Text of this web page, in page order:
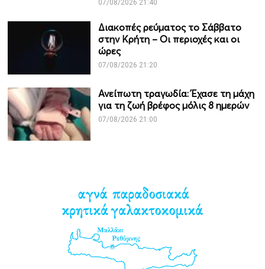
07/08/2026 21:40
Διακοπές ρεύματος το Σάββατο
στην Κρήτη – Οι περιοχές και οι
ώρες
07/08/2026 21:20
Ανείπωτη τραγωδία: Έχασε τη μάχη
για τη ζωή βρέφος μόλις 8 ημερών
07/08/2026 21:00